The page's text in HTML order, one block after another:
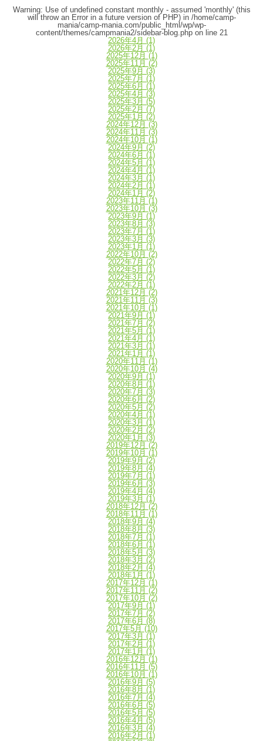
Warning: Use of undefined constant monthly - assumed 'monthly' (this
will throw an Error in a future version of PHP) in /home/camp-
mania/camp-mania.com/public_html/wp/wp-
content/themes/campmania2/sidebar-blog.phpon line 21
2026年4月 (1)
2026年2月 (1)
2025年12月 (1)
2025年11月 (2)
2025年9月 (3)
2025年7月 (1)
2025年6月 (1)
2025年4月 (3)
2025年3月 (5)
2025年2月 (7)
2025年1月 (2)
2024年12月 (3)
2024年11月 (3)
2024年10月 (1)
2024年9月 (2)
2024年6月 (1)
2024年5月 (1)
2024年4月 (1)
2024年3月 (1)
2024年2月 (1)
2024年1月 (2)
2023年11月 (1)
2023年10月 (3)
2023年9月 (1)
2023年8月 (3)
2023年7月 (1)
2023年3月 (3)
2023年1月 (1)
2022年10月 (2)
2022年7月 (2)
2022年5月 (1)
2022年3月 (2)
2022年2月 (1)
2021年12月 (2)
2021年11月 (3)
2021年10月 (1)
2021年9月 (1)
2021年7月 (2)
2021年5月 (1)
2021年4月 (1)
2021年3月 (1)
2021年1月 (1)
2020年11月 (1)
2020年10月 (4)
2020年9月 (1)
2020年8月 (1)
2020年7月 (3)
2020年6月 (2)
2020年5月 (2)
2020年4月 (1)
2020年3月 (1)
2020年2月 (2)
2020年1月 (3)
2019年12月 (2)
2019年10月 (1)
2019年9月 (2)
2019年8月 (4)
2019年7月 (1)
2019年6月 (3)
2019年4月 (4)
2019年3月 (1)
2018年12月 (2)
2018年11月 (1)
2018年9月 (4)
2018年8月 (3)
2018年7月 (1)
2018年6月 (1)
2018年5月 (3)
2018年3月 (2)
2018年2月 (4)
2018年1月 (1)
2017年12月 (1)
2017年11月 (2)
2017年10月 (2)
2017年9月 (1)
2017年7月 (2)
2017年6月 (8)
2017年5月 (10)
2017年3月 (1)
2017年2月 (1)
2017年1月 (1)
2016年12月 (1)
2016年11月 (5)
2016年10月 (1)
2016年9月 (5)
2016年8月 (1)
2016年7月 (4)
2016年6月 (5)
2016年5月 (5)
2016年4月 (5)
2016年3月 (4)
2016年2月 (1)